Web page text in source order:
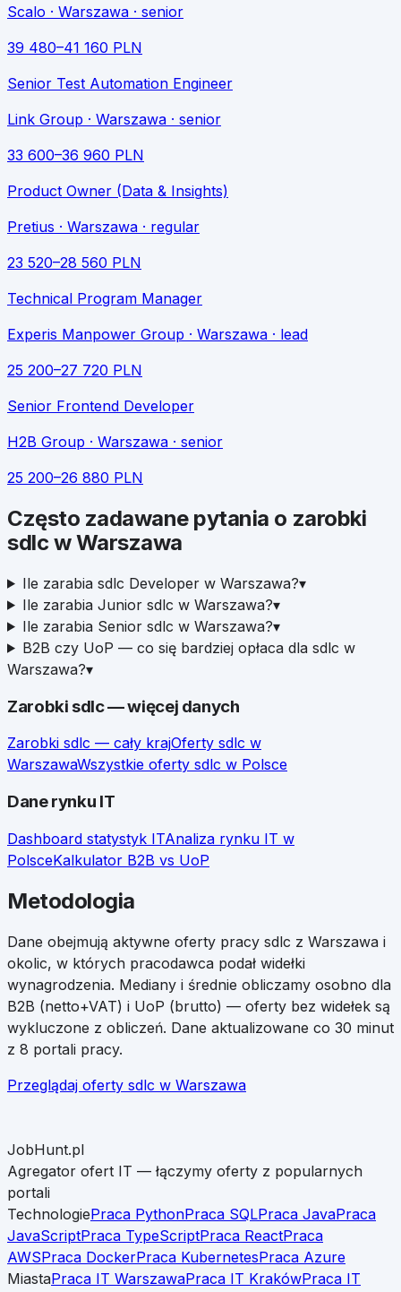
Scalo · Warszawa · senior
39 480–41 160 PLN
Senior Test Automation Engineer
Link Group · Warszawa · senior
33 600–36 960 PLN
Product Owner (Data & Insights)
Pretius · Warszawa · regular
23 520–28 560 PLN
Technical Program Manager
Experis Manpower Group · Warszawa · lead
25 200–27 720 PLN
Senior Frontend Developer
H2B Group · Warszawa · senior
25 200–26 880 PLN
Często zadawane pytania o zarobki
sdlc wWarszawa
Ile zarabia sdlc Developer w Warszawa?▾
Ile zarabia Junior sdlc w Warszawa?▾
Ile zarabia Senior sdlc w Warszawa?▾
B2B czy UoP — co się bardziej opłaca dla sdlc w
Warszawa?▾
Zarobkisdlc— więcej danych
Zarobki sdlc — cały krajOferty sdlc w
WarszawaWszystkie oferty sdlc w Polsce
Dane rynku IT
Dashboard statystyk ITAnaliza rynku IT w
PolsceKalkulator B2B vs UoP
Metodologia
Dane obejmują aktywne oferty pracy sdlc z Warszawa i
okolic, w których pracodawca podał widełki
wynagrodzenia. Mediany i średnie obliczamy osobno dla
B2B (netto+VAT) i UoP (brutto) — oferty bez widełek są
wykluczone z obliczeń. Dane aktualizowane co 30 minut
z 8 portali pracy.
Przeglądaj oferty sdlc w Warszawa
JobHunt.pl
Agregator ofert IT — łączymy oferty z popularnych
portali
TechnologiePraca PythonPraca SQLPraca JavaPraca
JavaScriptPraca TypeScriptPraca ReactPraca
AWSPraca DockerPraca KubernetesPraca Azure
MiastaPraca IT WarszawaPraca IT KrakówPraca IT